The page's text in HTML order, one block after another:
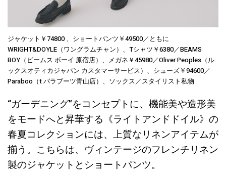
ジャケット￥74800 、ショートパンツ￥49500／ともに
WRIGHT&DOYLE（ワングラムチャン）、Tシャツ￥6380／BEAMS
BOY（ビームス ボーイ 原宿店）、メガネ￥45980／Oliver Peoples（ル
ックスオティカジャパン カスタマーサービス）、シューズ￥94600／
Paraboo（t パラブーツ青山店）、ソックス／スタイリスト私物
“ガーデニング”をコンセプトに、機能美や造形美
をモードへと昇華する《ライトアンドドイル》の
春夏コレクションには、上質なリネンアイテムが
揃う。こちらは、ヴィンテージのフレンチリネン
製のジャケットとショートパンツ。